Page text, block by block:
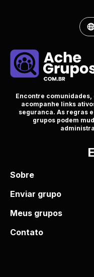
Encontre
acompanhe links
seguranca. As regras
grupos podem
Sobre
Enviar grupo
Meus grupos
Contato